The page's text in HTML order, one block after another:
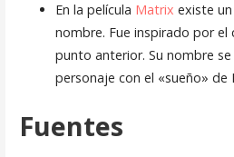
En la película Matrix existe
nombre. Fue inspirado por el
punto anterior. Su nombre
personaje con el «sueño» de
Fuentes